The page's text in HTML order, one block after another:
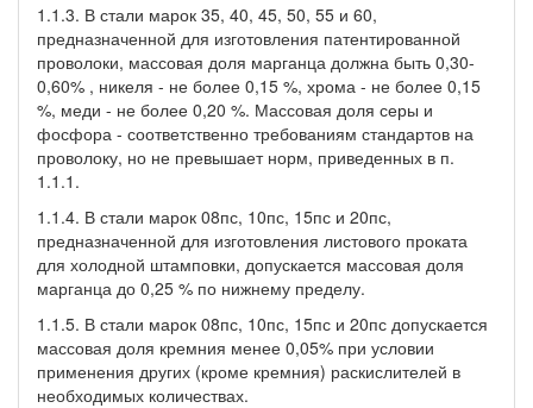
1.1.3. В стали марок 35, 40, 45, 50, 55 и 60,
предназначенной для изготовления патентированной
проволоки, массовая доля марганца должна быть 0,30-
0,60% , никеля - не более 0,15 %, хрома - не более 0,15
%, меди - не более 0,20 %. Массовая доля серы и
фосфора - соответственно требованиям стандартов на
проволоку, но не превышает норм, приведенных в п.
1.1.1.
1.1.4. В стали марок 08пс, 10пс, 15пс и 20пс,
предназначенной для изготовления листового проката
для холодной штамповки, допускается массовая доля
марганца до 0,25 % по нижнему пределу.
1.1.5. В стали марок 08пс, 10пс, 15пс и 20пс допускается
массовая доля кремния менее 0,05% при условии
применения других (кроме кремния) раскислителей в
необходимых количествах.